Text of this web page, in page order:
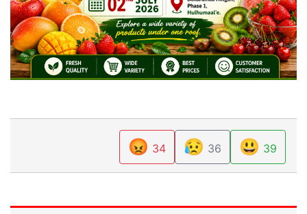
39
😃
36
😥
34
😡